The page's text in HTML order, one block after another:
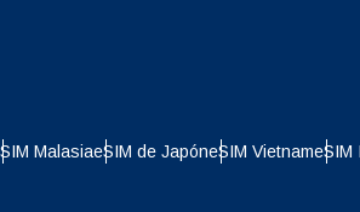
MalasiaeSIM de JapóneSIM VietnameSIM